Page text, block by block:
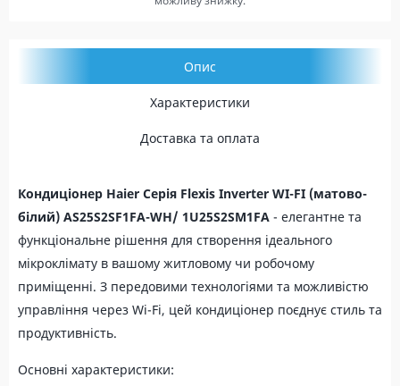
Опис
Характеристики
Доставка та оплата
Кондиціонер Haier Серія Flexis Inverter WI-FI (матово-
білий) AS25S2SF1FA-WH/ 1U25S2SM1FA - елегантне та
функціональне рішення для створення ідеального
мікроклімату в вашому житловому чи робочому
приміщенні. З передовими технологіями та можливістю
управління через Wi-Fi, цей кондиціонер поєднує стиль та
продуктивність.
Основні характеристики: